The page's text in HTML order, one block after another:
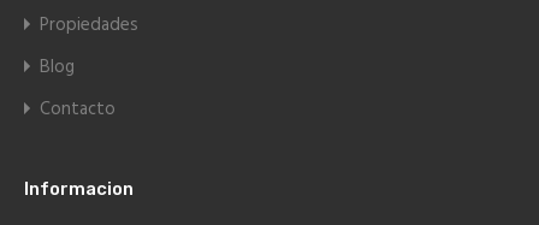
Propiedades
Blog
Contacto
Informacion